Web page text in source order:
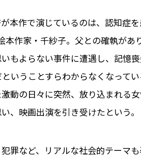
本作で演じているのは、認知症
本作家・千紗子。父との確執が
もよらない事件に遭遇し、記憶
いうことすらわからなくなって
動の日々に突然、放り込まれる
、映画出演を引き受けたという。
罪など、リアルな社会的テーマ